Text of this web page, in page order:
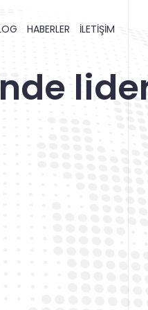
HABERLER İLETİŞİM